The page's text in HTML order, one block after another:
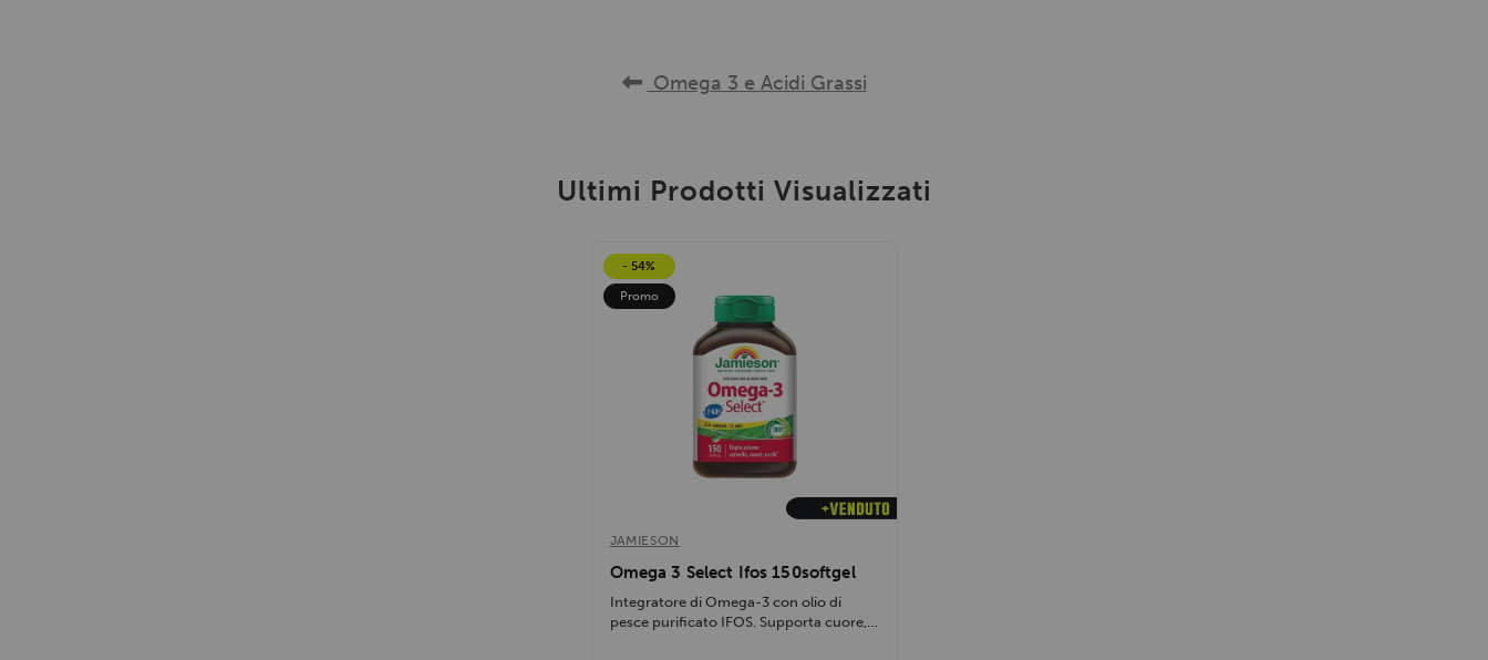
Omega 3 e Acidi Grassi
Ultimi Prodotti Visualizzati
- 54%
Promo
JAMIESON
Omega 3 Select Ifos 150softgel
Integratore di Omega-3 con olio di
pesce purificato IFOS. Supporta cuore,